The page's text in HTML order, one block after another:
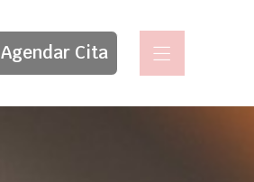
Agendar Cita